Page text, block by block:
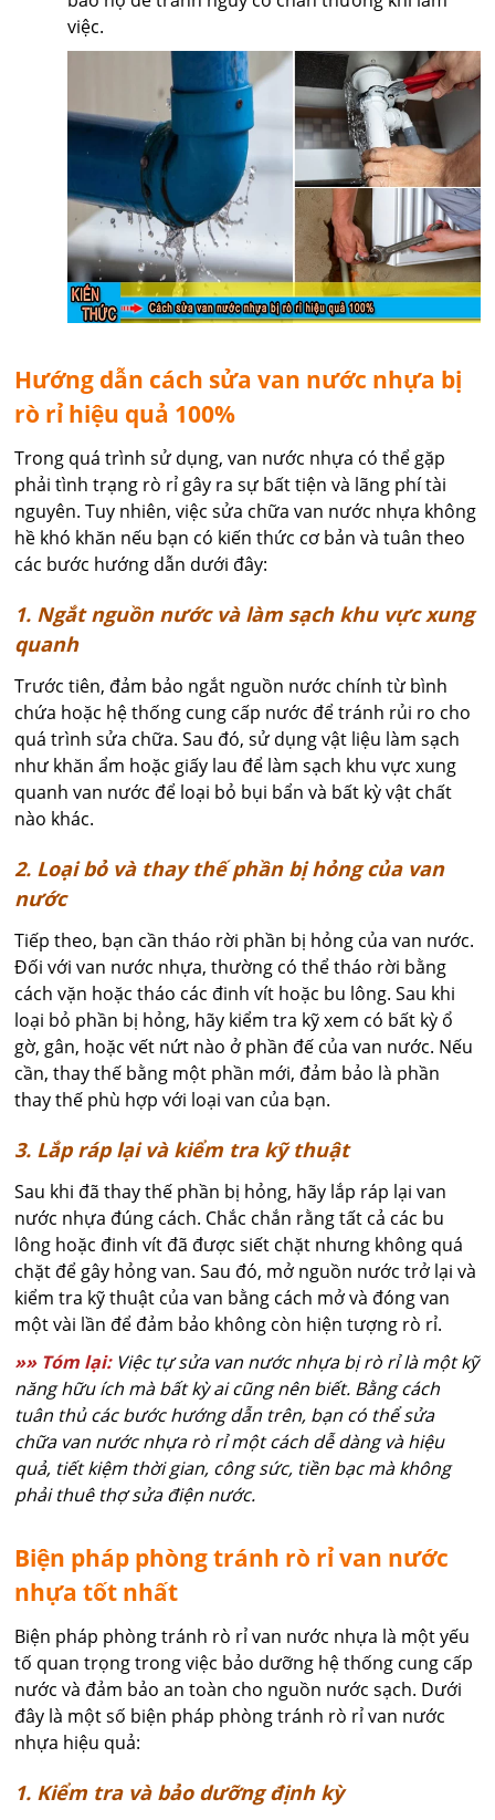
việc.
Hướng dẫn cách sửa van nước nhựa bị
rò rỉ hiệu quả 100%
Trong quá trình sử dụng, van nước nhựa có thể gặp
phải tình trạng rò rỉ gây ra sự bất tiện và lãng phí tài
nguyên. Tuy nhiên, việc sửa chữa van nước nhựa không
hề khó khăn nếu bạn có kiến thức cơ bản và tuân theo
các bước hướng dẫn dưới đây:
1. Ngắt nguồn nước và làm sạch khu vực xung
quanh
Trước tiên, đảm bảo ngắt nguồn nước chính từ bình
chứa hoặc hệ thống cung cấp nước để tránh rủi ro cho
quá trình sửa chữa. Sau đó, sử dụng vật liệu làm sạch
như khăn ẩm hoặc giấy lau để làm sạch khu vực xung
quanh van nước để loại bỏ bụi bẩn và bất kỳ vật chất
nào khác.
2. Loại bỏ và thay thế phần bị hỏng của van
nước
Tiếp theo, bạn cần tháo rời phần bị hỏng của van nước.
Đối với van nước nhựa, thường có thể tháo rời bằng
cách vặn hoặc tháo các đinh vít hoặc bu lông. Sau khi
loại bỏ phần bị hỏng, hãy kiểm tra kỹ xem có bất kỳ ổ
gờ, gân, hoặc vết nứt nào ở phần đế của van nước. Nếu
cần, thay thế bằng một phần mới, đảm bảo là phần
thay thế phù hợp với loại van của bạn.
3. Lắp ráp lại và kiểm tra kỹ thuật
Sau khi đã thay thế phần bị hỏng, hãy lắp ráp lại van
nước nhựa đúng cách. Chắc chắn rằng tất cả các bu
lông hoặc đinh vít đã được siết chặt nhưng không quá
chặt để gây hỏng van. Sau đó, mở nguồn nước trở lại và
kiểm tra kỹ thuật của van bằng cách mở và đóng van
một vài lần để đảm bảo không còn hiện tượng rò rỉ.
»» Tóm lại:Việc tự sửa van nước nhựa bị rò rỉ là một kỹ
năng hữu ích mà bất kỳ ai cũng nên biết. Bằng cách
tuân thủ các bước hướng dẫn trên, bạn có thể sửa
chữa van nước nhựa rò rỉ một cách dễ dàng và hiệu
quả, tiết kiệm thời gian, công sức, tiền bạc mà không
phải thuê thợ sửa điện nước.
Biện pháp phòng tránh rò rỉ van nước
nhựa tốt nhất
Biện pháp phòng tránh rò rỉ van nước nhựa là một yếu
tố quan trọng trong việc bảo dưỡng hệ thống cung cấp
nước và đảm bảo an toàn cho nguồn nước sạch. Dưới
đây là một số biện pháp phòng tránh rò rỉ van nước
nhựa hiệu quả:
1. Kiểm tra và bảo dưỡng định kỳ